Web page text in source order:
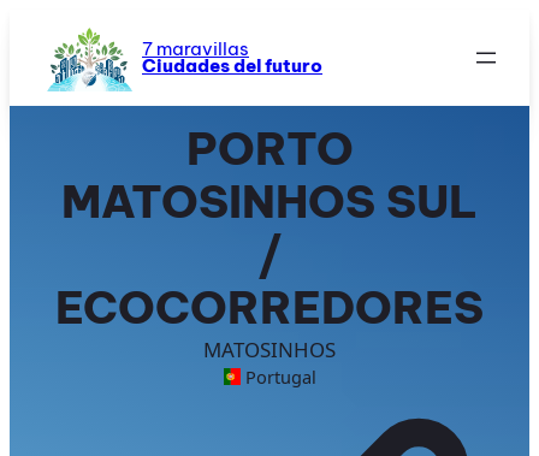
contenido
7 maravillas
Ciudades del futuro
PORTO
MATOSINHOS SUL
/
ECOCORREDORES
MATOSINHOS
Portugal